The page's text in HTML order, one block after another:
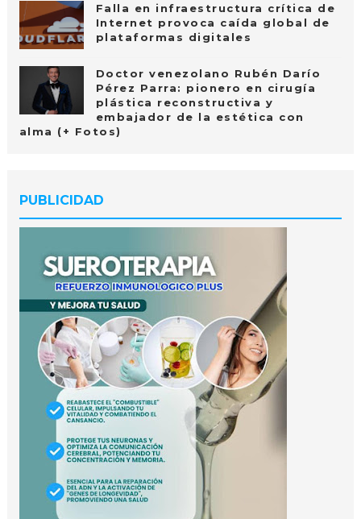
Falla en infraestructura crítica de
Internet provoca caída global de
plataformas digitales
Doctor venezolano Rubén Darío
Pérez Parra: pionero en cirugía
plástica reconstructiva y
embajador de la estética con
alma (+ Fotos)
PUBLICIDAD